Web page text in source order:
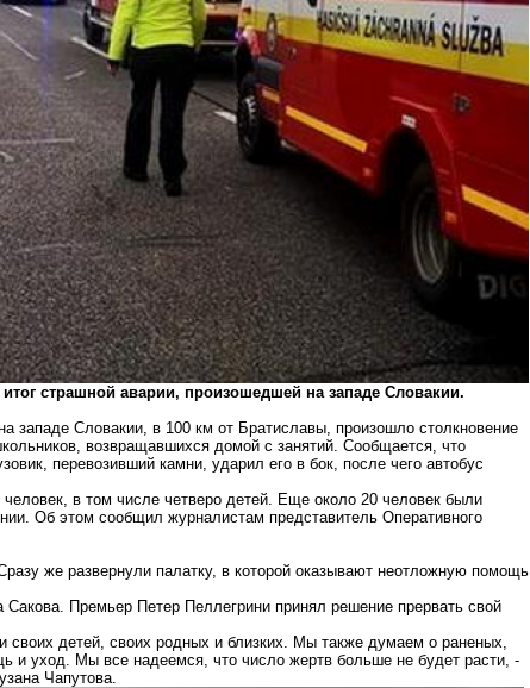
страшной аварии, произошедшей на западе Словакии.
западе Словакии, в 100 км от Братиславы, произошло столкновение
возвращавшихся домой с занятий. Сообщается, что
перевозивший камни, ударил его в бок, после чего автобус
в том числе четверо детей. Еще около 20 человек были
Об этом сообщил журналистам представитель Оперативного
же развернули палатку, в которой оказывают неотложную помощь
Премьер Петер Пеллегрини принял решение прервать свой
детей, своих родных и близких. Мы также думаем о раненых,
и уход. Мы все надеемся, что число жертв больше не будет расти, -
Чапутова.